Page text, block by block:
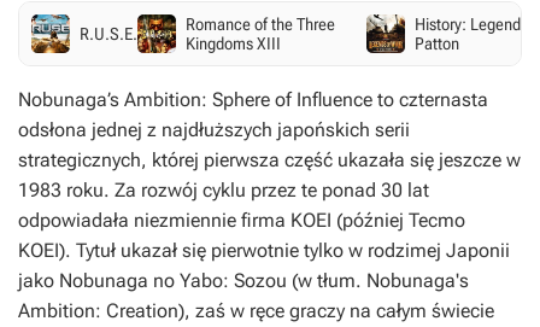
R.U.S.E.
Romance of the Three
Kingdoms XIII
History: Legends
Patton
Nobunaga’s Ambition: Sphere of Influence to czternasta
odsłona jednej z najdłuższych japońskich serii
strategicznych, której pierwsza część ukazała się jeszcze w
1983 roku. Za rozwój cyklu przez te ponad 30 lat
odpowiadała niezmiennie firma KOEI (później Tecmo
KOEI). Tytuł ukazał się pierwotnie tylko w rodzimej Japonii
jako Nobunaga no Yabo: Sozou (w tłum. Nobunaga's
Ambition: Creation), zaś w ręce graczy na całym świecie